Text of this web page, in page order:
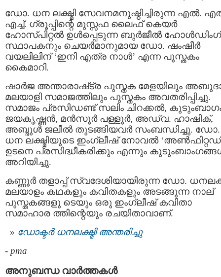
ഡോ. ധന ലക്ഷ്മി സേവനമനുഷ്ഠിച്ചിരുന്ന എൽ.
എച്ച്. ഗ്രൂപ്പിന്റെ മുസ്സഫ ലൈഫ് കെയർ
ഹോസ്പിറ്റൽ ഉൾപ്പെടുന്ന ബുർജീൽ
സ്ഥാപകനും ചെയർമാനുമായ ഡോ. ഷംഷീർ
വയലിലിന് ‘ഇനി എത്ര നാൾ’ എന്ന പുസ്തകം
കൈമാറി.
ഷാർജ അന്താരാഷ്‌ട്ര പുസ്തക മേളയിലും
മലയാളി സമാജത്തിലും പുസ്തകം അവതരിപ്പിച്ചു.
സമാജം പ്രസിഡണ്ട് സലിം ചിറക്കൽ,
ജയകൃഷ്ണൻ, മൻസൂർ പള്ളൂർ, അഡ്വ. ഹാഷിക്,
അബ്ദുൾ ജലീൽ തുടങ്ങിയവർ സംബന്ധിച്ചു. ഡോ.
ധന ലക്ഷ്മിയുടെ ഇംഗ്ലീഷ് നോവൽ
ഉടനെ പ്രസിദ്ധീകരിക്കും എന്നും
അറിയിച്ചു.
കണ്ണൂർ തളാപ്പ് സ്വദേശിയായിരുന്ന ഡോ.
മലയാളം കഥകളും കവിതകളും അടങ്ങുന്ന നാല്
പുസ്തകങ്ങളു ടെയും ഒരു ഇംഗ്ലീഷ് കവിതാ
സമാഹാര ത്തിന്റെയും രചയിതാവാണ്.
ഡോക്ടർ ധനലക്ഷ്മി അന്തരിച്ചു
- pma
അനുബന്ധ വാര്‍ത്തകള്‍